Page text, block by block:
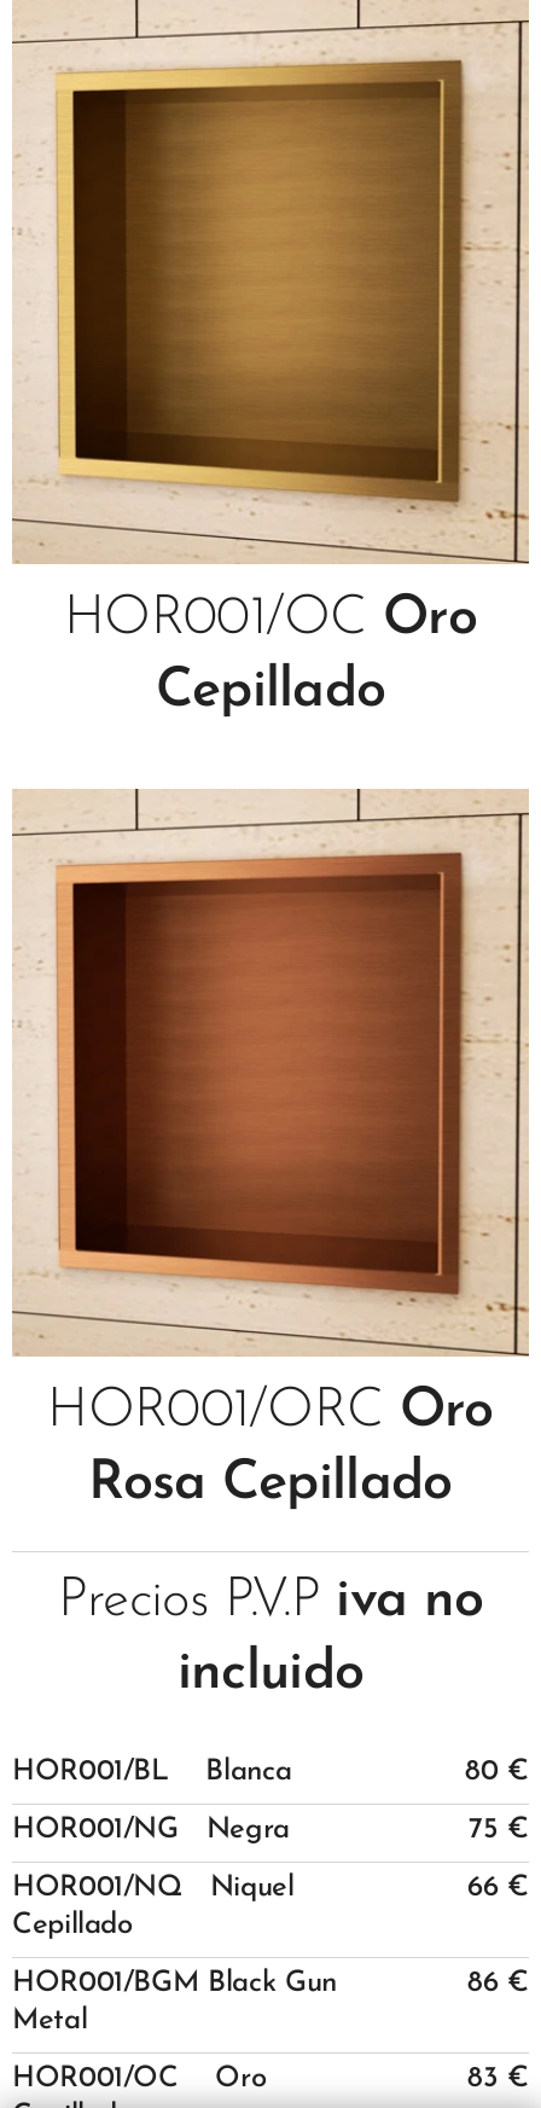
HOR001/OC Oro
Cepillado
HOR001/ORC Oro
Rosa Cepillado
Precios P.V.P iva no
incluido
HOR001/BL Blanca
80 €
HOR001/NG Negra
75 €
HOR001/NQ Niquel
Cepillado
66 €
HOR001/BGM Black Gun
Metal
86 €
HOR001/OC Oro
83 €